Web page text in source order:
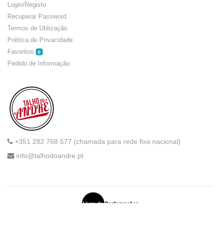
Login/Registo
Recuperar Password
Termos de Utilização
Politica de Privacidade
Favoritos
0
Pedido de Informação
+351 282 768 577 (chamada para rede fixa nacional)
info@talhodoandre.pt